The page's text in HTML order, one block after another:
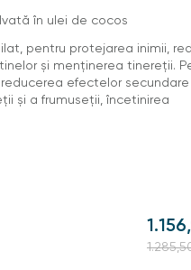
în ulei de cocos
pentru protejarea inimii,
și menținerea tinereții.
efectelor secundare
și a frumuseții, încetinirea